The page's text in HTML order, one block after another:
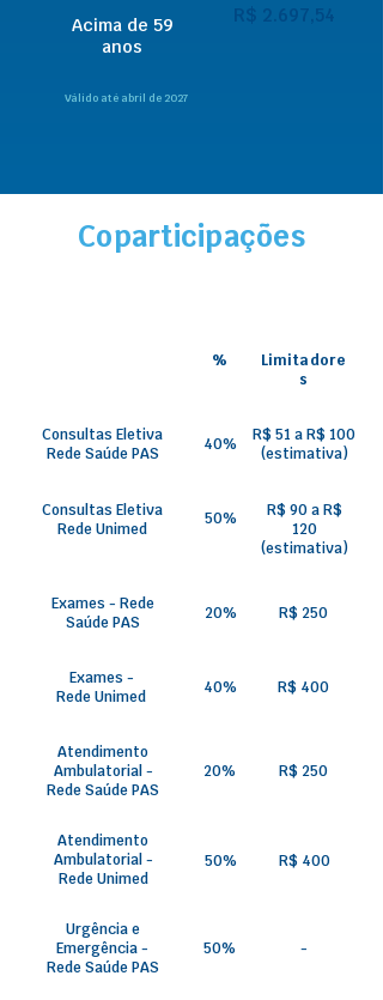
Acima de 59
anos
Válido até abril de 2027
R$ 2.697,54
Coparticipações
%
Limitadore
s
Consultas Eletiva
Rede Saúde PAS
40%
R$ 51 a R$ 100
(estimativa)
Consultas Eletiva
Rede Unimed
50%
R$ 90 a R$
120
(estimativa)
Exames - Rede
Saúde PAS
20% R$ 250
Exames -
Rede Unimed
40% R$ 400
Atendimento
Ambulatorial -
Rede Saúde PAS
20% R$ 250
Atendimento
Ambulatorial -
Rede Unimed
50% R$ 400
Urgência e
Emergência -
Rede Saúde PAS
50% -